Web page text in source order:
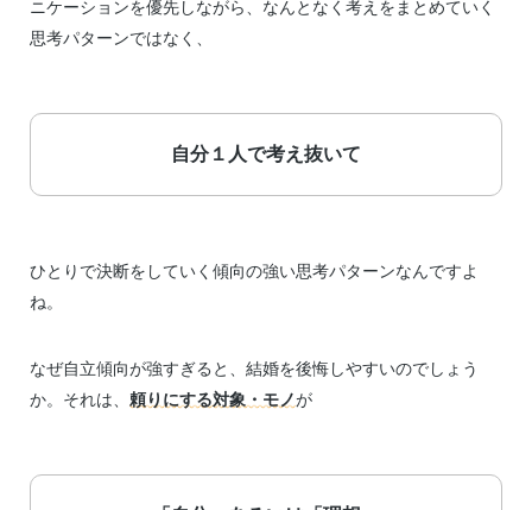
ニケーションを優先しながら、なんとなく考えをまとめていく
思考パターンではなく、
自分１人で考え抜いて
ひとりで決断をしていく傾向の強い思考パターンなんですよ
ね。
なぜ自立傾向が強すぎると、結婚を後悔しやすいのでしょう
か。それは、 頼りにする対象・モノが